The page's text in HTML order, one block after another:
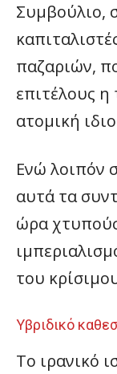
Συμβούλιο,
παζαριών,
επιτέλους η
ατομική
Ενώ λοιπόν
αυτά τα
ώρα
του
Υβριδικό
To ιρανικό